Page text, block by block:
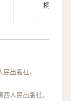
桐。
出版社，
人民出版社，